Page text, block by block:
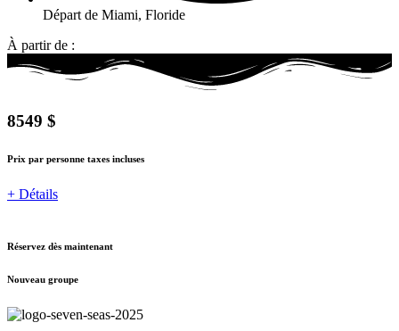
Départ de Miami, Floride
À partir de :
8549 $
Prix par personne taxes incluses
+ Détails
Réservez dès maintenant
Nouveau groupe